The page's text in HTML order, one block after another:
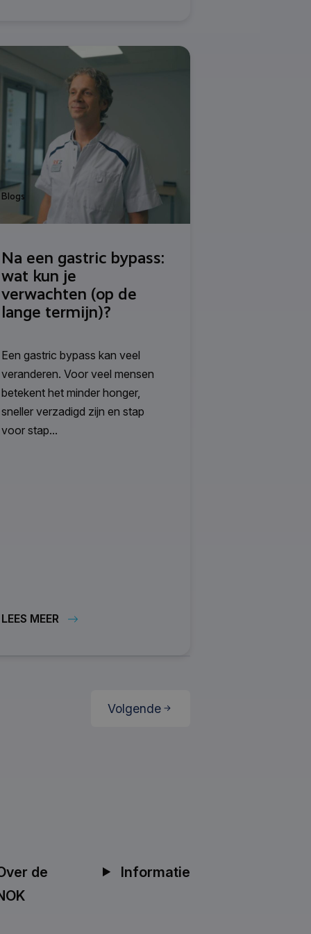
Blogs
Na een gastric bypass:
wat kun je
verwachten (op de
lange termijn)?
Een gastric bypass kan veel
veranderen. Voor veel mensen
betekent het minder honger,
sneller verzadigd zijn en stap
voor stap...
LEES MEER
Volgende
de
Informatie